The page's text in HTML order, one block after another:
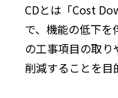
CDとは「Cost
で、機能の低下
の工事項目の取り
削減することを目